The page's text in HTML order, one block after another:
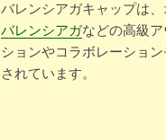
バレンシアガキャップは
バレンシアガなどの高級
ションやコラボレーショ
されています。